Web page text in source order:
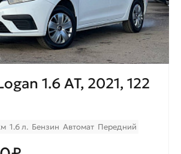
1.6 AT, 2021, 122
1.6 л. Бензин Автомат Передний